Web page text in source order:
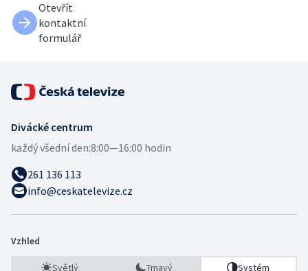
Otevřít
kontaktní
formulář
Divácké centrum
každý všední den:8:00—16:00 hodin
261 136 113
info@ceskatelevize.cz
Vzhled
Světlý Tmavý Systém